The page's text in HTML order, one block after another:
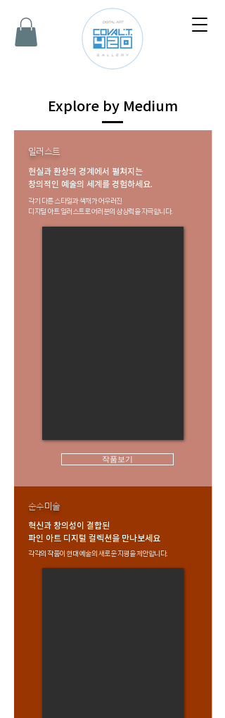
Explore by Medium
일러스트
현실과 환상의 경계에서 펼쳐지는
창의적인 예술의 세계를 경험하세요.
각기 다른 스타일과 색채가 어우러진
디지털 아트 일러스트로 여러분의 상상력을 자극합니다.
작품보기
순수미술
혁신과 창의성이 결합된
파인 아트 디지털 컬렉션을 만나보세요
각각의 작품이 현대 예술의 새로운 지평을 제안합니다.